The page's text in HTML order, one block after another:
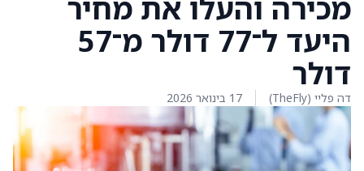
מכירה והעלו את מחיר
היעד ל־77 דולר מ־57
דולר
דה פליי (TheFly) 17 בינואר 2026